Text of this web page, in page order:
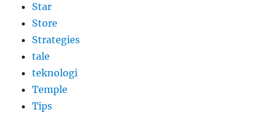
Star
Store
Strategies
tale
teknologi
Temple
Tips